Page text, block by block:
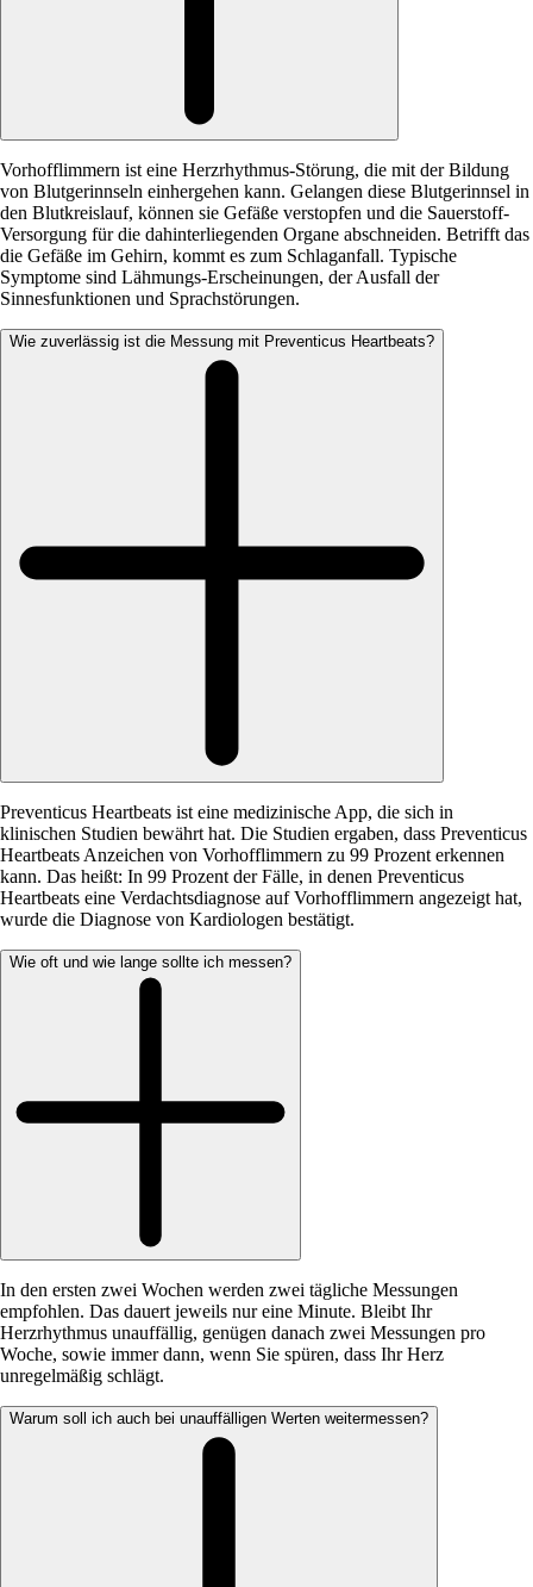
Vorhofflimmern ist eine Herzrhythmus-Störung, die mit der Bildung
von Blutgerinnseln einhergehen kann. Gelangen diese Blutgerinnsel in
den Blutkreislauf, können sie Gefäße verstopfen und die Sauerstoff-
Versorgung für die dahinterliegenden Organe abschneiden. Betrifft das
die Gefäße im Gehirn, kommt es zum Schlaganfall. Typische
Symptome sind Lähmungs-Erscheinungen, der Ausfall der
Sinnesfunktionen und Sprachstörungen.
Wie zuverlässig ist die Messung mit Preventicus Heartbeats?
Preventicus Heartbeats ist eine medizinische App, die sich in
klinischen Studien bewährt hat. Die Studien ergaben, dass Preventicus
Heartbeats Anzeichen von Vorhofflimmern zu 99 Prozent erkennen
kann. Das heißt: In 99 Prozent der Fälle, in denen Preventicus
Heartbeats eine Verdachtsdiagnose auf Vorhofflimmern angezeigt hat,
wurde die Diagnose von Kardiologen bestätigt.
Wie oft und wie lange sollte ich messen?
In den ersten zwei Wochen werden zwei tägliche Messungen
empfohlen. Das dauert jeweils nur eine Minute. Bleibt Ihr
Herzrhythmus unauffällig, genügen danach zwei Messungen pro
Woche, sowie immer dann, wenn Sie spüren, dass Ihr Herz
unregelmäßig schlägt.
Warum soll ich auch bei unauffälligen Werten weitermessen?